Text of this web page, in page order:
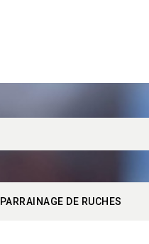
PARRAINAGE DE RUCHES